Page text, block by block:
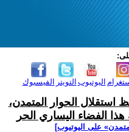
الفيسبوك التويتر اليوتيوب
استقلال الحوار المتمدن،
الفضاء اليساري الحر
على اليوتيوب]